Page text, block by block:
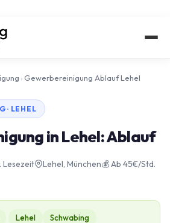
›Gewerbereinigung Ablauf Lehel
· LEHEL
in Lehel: Ablauf
Lesezeit Lehel, München💰 Ab 45€/Std.
Lehel
Schwabing